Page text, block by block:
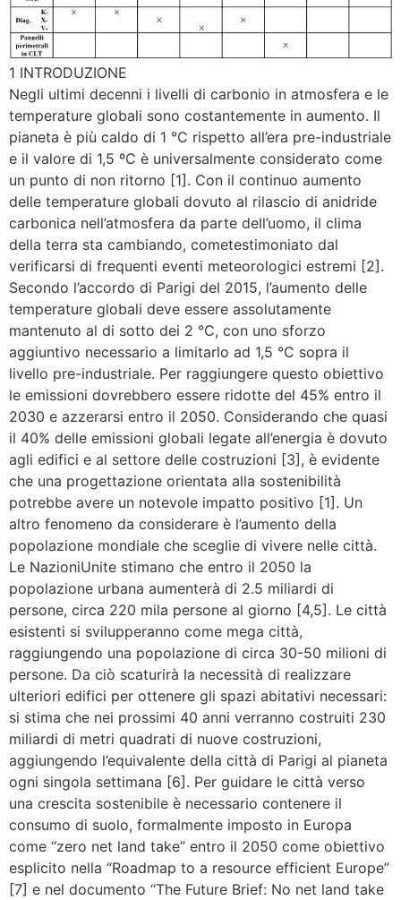
1 INTRODUZIONE
Negli ultimi decenni i livelli di carbonio in atmosfera e le
temperature globali sono costantemente in aumento. Il
pianeta è più caldo di 1 °C rispetto all’era pre-industriale
e il valore di 1,5 ºC è universalmente considerato come
un punto di non ritorno [1]. Con il continuo aumento
delle temperature globali dovuto al rilascio di anidride
carbonica nell’atmosfera da parte dell’uomo, il clima
della terra sta cambiando, cometestimoniato dal
verificarsi di frequenti eventi meteorologici estremi [2].
Secondo l’accordo di Parigi del 2015, l’aumento delle
temperature globali deve essere assolutamente
mantenuto al di sotto dei 2 °C, con uno sforzo
aggiuntivo necessario a limitarlo ad 1,5 °C sopra il
livello pre-industriale. Per raggiungere questo obiettivo
le emissioni dovrebbero essere ridotte del 45% entro il
2030 e azzerarsi entro il 2050. Considerando che quasi
il 40% delle emissioni globali legate all’energia è dovuto
agli edifici e al settore delle costruzioni [3], è evidente
che una progettazione orientata alla sostenibilità
potrebbe avere un notevole impatto positivo [1]. Un
altro fenomeno da considerare è l’aumento della
popolazione mondiale che sceglie di vivere nelle città.
Le NazioniUnite stimano che entro il 2050 la
popolazione urbana aumenterà di 2.5 miliardi di
persone, circa 220 mila persone al giorno [4,5]. Le città
esistenti si svilupperanno come mega città,
raggiungendo una popolazione di circa 30-50 milioni di
persone. Da ciò scaturirà la necessità di realizzare
ulteriori edifici per ottenere gli spazi abitativi necessari:
si stima che nei prossimi 40 anni verranno costruiti 230
miliardi di metri quadrati di nuove costruzioni,
aggiungendo l’equivalente della città di Parigi al pianeta
ogni singola settimana [6]. Per guidare le città verso
una crescita sostenibile è necessario contenere il
consumo di suolo, formalmente imposto in Europa
come “zero net land take” entro il 2050 come obiettivo
esplicito nella “Roadmap to a resource efficient Europe”
[7] e nel documento “The Future Brief: No net land take